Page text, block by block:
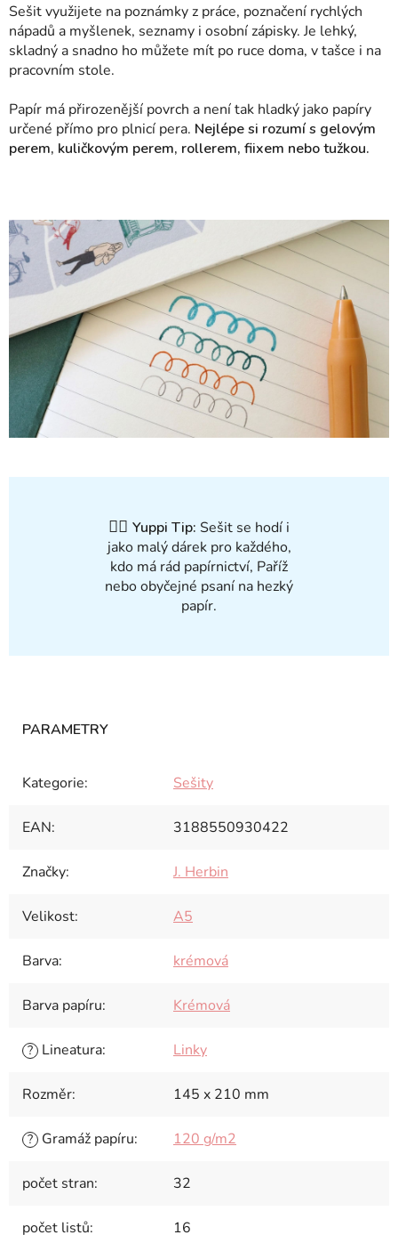
Sešit využijete na poznámky z práce, poznačení rychlých
nápadů a myšlenek, seznamy i osobní zápisky. Je lehký,
skladný a snadno ho můžete mít po ruce doma, v tašce i na
pracovním stole.
Papír má přirozenější povrch a není tak hladký jako papíry
určené přímo pro plnicí pera. Nejlépe si rozumí s gelovým
perem, kuličkovým perem, rollerem, fiixem nebo tužkou.
✍🏻 Yuppi Tip: Sešit se hodí i
jako malý dárek pro každého,
kdo má rád papírnictví, Paříž
nebo obyčejné psaní na hezký
papír.
Kategorie: Sešity
EAN: 3188550930422
Značky: J. Herbin
Velikost: A5
Barva: krémová
Barva papíru: Krémová
? Lineatura: Linky
Rozměr: 145 x 210 mm
? Gramáž papíru: 120 g/m2
počet stran: 32
počet listů: 16